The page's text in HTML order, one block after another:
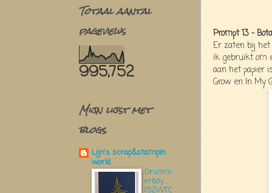
Prompt 13 -
Er zaten bij het
ik gebruikt om
aan het papier
Grow en In My
Totaal aantal
pageviews
995,752
Mijn lijst met
blogs
Lijn's scrap&stampin
world
Drumm
erboy....
(52WTC